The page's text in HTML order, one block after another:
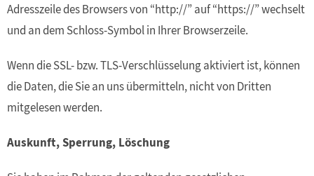
Adresszeile des Browsers von “http://” auf “https://” wechselt
und an dem Schloss-Symbol in Ihrer Browserzeile.
Wenn die SSL- bzw. TLS-Verschlüsselung aktiviert ist, können
die Daten, die Sie an uns übermitteln, nicht von Dritten
mitgelesen werden.
Auskunft, Sperrung, Löschung